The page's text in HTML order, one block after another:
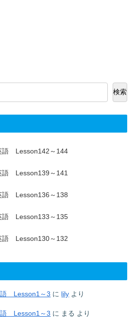
検索
語 Lesson142～144
語 Lesson139～141
語 Lesson136～138
語 Lesson133～135
語 Lesson130～132
語 Lesson1～3 に lily より
語 Lesson1～3 に まる より